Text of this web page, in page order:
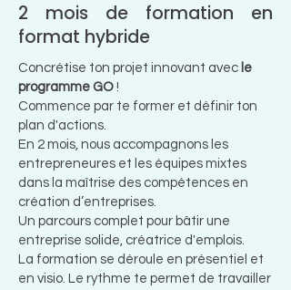
2 mois de formation en
format hybride
Concrétise ton projet innovant avec le
programme GO !
Commence par te former et définir ton
plan d'actions.
En 2 mois, nous accompagnons les
entrepreneures et les équipes mixtes
dans la maîtrise des compétences en
création d’entreprises.
Un parcours complet pour bâtir une
entreprise solide, créatrice d'emplois.
La formation se déroule en présentiel et
en visio. Le rythme te permet de travailler